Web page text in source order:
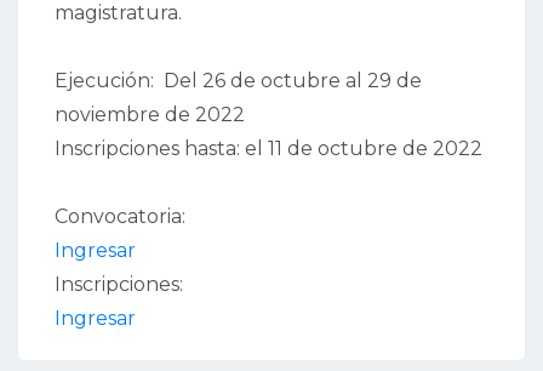
magistratura.
Ejecución:
Del 26 de octubre al 29 de
noviembre de 2022
Inscripciones hasta: el 11 de octubre de 2022
Convocatoria:
Ingresar
Inscripciones:
Ingresar